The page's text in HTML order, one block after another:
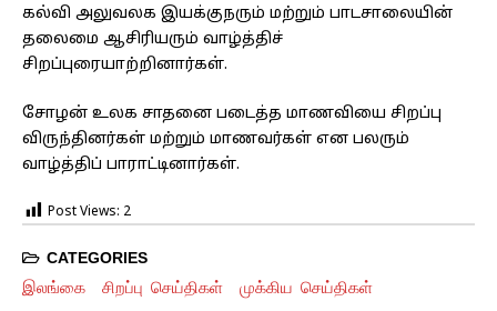
கல்வி அலுவலக இயக்குநரும் மற்றும் பாடசாலையின்
தலைமை ஆசிரியரும் வாழ்த்திச்
சிறப்புரையாற்றினார்கள்.
சோழன் உலக சாதனை படைத்த மாணவியை சிறப்பு
விருந்தினர்கள் மற்றும் மாணவர்கள் என பலரும்
வாழ்த்திப் பாராட்டினார்கள்.
Post Views: 2
CATEGORIES
இலங்கை சிறப்பு செய்திகள் முக்கிய செய்திகள்